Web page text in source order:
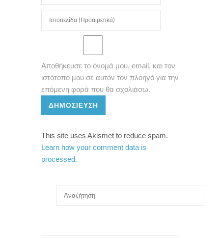
Αποθήκευσε το όνομά μου, email, και τον
ιστότοπο μου σε αυτόν τον πλοηγό για την
επόμενη φορά που θα σχολιάσω.
ΔΗΜΟΣΊΕΥΣΗ
This site uses Akismet to reduce spam.
Learn how your comment data is
processed.